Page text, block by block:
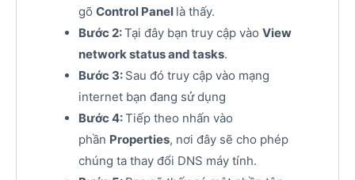
gõ Control Panel là thấy.
Bước 2:Tại đây bạn truy cập vào View
network status and tasks.
Bước 3: Sau đó truy cập vào mạng
internet bạn đang sử dụng
Bước 4:Tiếp theo nhấn vào
phần Properties, nơi đây sẽ cho phép
chúng ta thay đổi DNS máy tính.